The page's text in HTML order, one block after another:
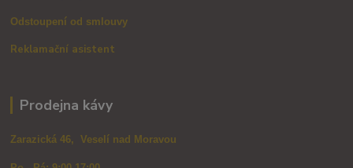
Odstoupení od smlouvy
Reklamační asistent
Prodejna kávy
Zarazická 46, Veselí nad Moravou